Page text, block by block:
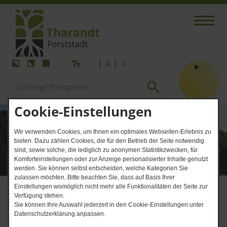
Cookie-Einstellungen
Wir verwenden Cookies, um Ihnen ein optimales Webseiten-Erlebnis zu
bieten. Dazu zählen Cookies, die für den Betrieb der Seite notwendig
sind, sowie solche, die lediglich zu anonymen Statistikzwecken, für
Komforteinstellungen oder zur Anzeige personalisierter Inhalte genutzt
werden. Sie können selbst entscheiden, welche Kategorien Sie
zulassen möchten. Bitte beachten Sie, dass auf Basis Ihrer
Einstellungen womöglich nicht mehr alle Funktionalitäten der Seite zur
Verfügung stehen.
Sie können Ihre Auswahl jederzeit in den Cookie-Einstellungen unter
Datenschutzerklärung anpassen.
- A +